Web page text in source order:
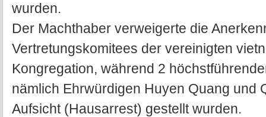
wurden.
Der Machthaber verweigerte die
Vertretungskomitees der vereinigten
Kongregation, während 2
nämlich Ehrwürdigen Huyen Quang und
Aufsicht (Hausarrest) gestellt wurden.